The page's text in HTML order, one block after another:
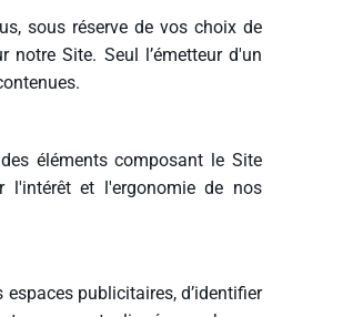
sous réserve de vos choix de
Site. Seul l’émetteur d'un
éléments composant le Site
l'intérêt et l'ergonomie de nos
publicitaires, d’identifier